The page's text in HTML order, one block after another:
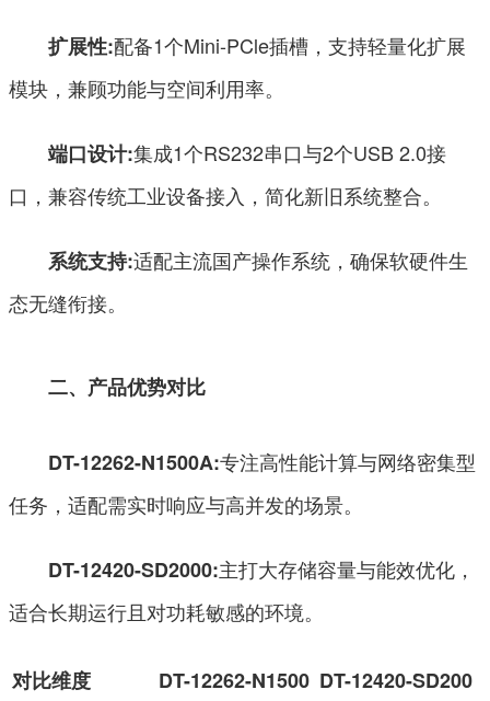
扩展性:配备1个Mini-PCle插槽，支持轻量化扩展
模块，兼顾功能与空间利用率。
端口设计:集成1个RS232串口与2个USB 2.0接
口，兼容传统工业设备接入，简化新旧系统整合。
系统支持:适配主流国产操作系统，确保软硬件生
态无缝衔接。
二、产品优势对比
DT-12262-N1500A:专注高性能计算与网络密集型
任务，适配需实时响应与高并发的场景。
DT-12420-SD2000:主打大存储容量与能效优化，
适合长期运行且对功耗敏感的环境。
对比维度
DT-12262-N1500 DT-12420-SD200